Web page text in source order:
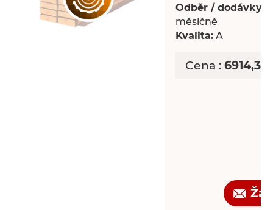
Odběr / dodávky:
měsíčně
Kvalita: A
Cena : 6914,39